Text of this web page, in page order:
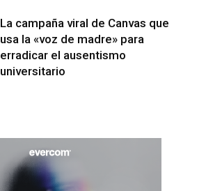
La campaña viral de Canvas que
usa la «voz de madre» para
erradicar el ausentismo
universitario